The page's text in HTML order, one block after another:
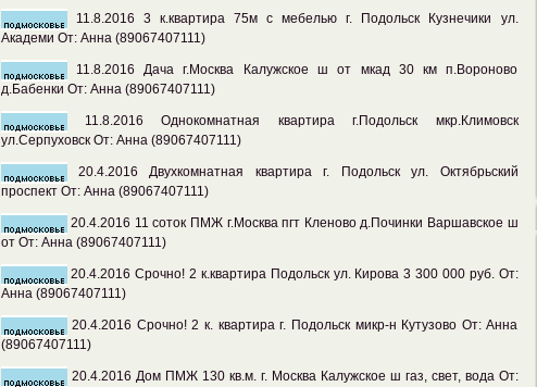
11.8.2016 3 к.квартира 75м с мебелью г. Подольск Кузнечики ул.
Академи От: Анна (89067407111)
11.8.2016 Дача г.Москва Калужское ш от мкад 30 км п.Вороново
д.Бабенки От: Анна (89067407111)
11.8.2016 Однокомнатная квартира г.Подольск мкр.Климовск
ул.Серпуховск От: Анна (89067407111)
20.4.2016 Двухкомнатная квартира г. Подольск ул. Октябрьский
проспект От: Анна (89067407111)
20.4.2016 11 соток ПМЖ г.Москва пгт Кленово д.Починки Варшавское ш
от От: Анна (89067407111)
20.4.2016 Срочно! 2 к.квартира Подольск ул. Кирова 3 300 000 руб. От:
Анна (89067407111)
20.4.2016 Срочно! 2 к. квартира г. Подольск микр-н Кутузово От: Анна
(89067407111)
20.4.2016 Дом ПМЖ 130 кв.м. г. Москва Калужское ш газ, свет, вода От: